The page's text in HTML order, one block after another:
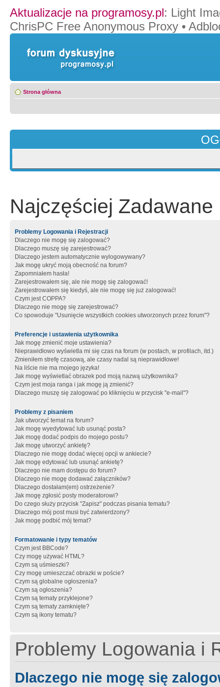
Aktualizacje na programosy.pl: Light
ChrisPC Free Anonymous Proxy •
Strona główna
Najczęściej Zadawane
Problemy Logowania i Rejestracji
Dlaczego nie mogę się zalogować?
Dlaczego muszę się zarejestrować?
Dlaczego jestem automatycznie wylogowywany?
Jak mogę ukryć moją obecność na forum?
Zapomniałem hasła!
Zarejestrowałem się, ale nie mogę się zalogować!
Zarejestrowałem się kiedyś, ale nie mogę się już zalogować!
Czym jest COPPA?
Dlaczego nie mogę się zarejestrować?
Co spowoduje "Usunięcie wszystkich cookies utworzonych przez forum"?
Preferencje i ustawienia użytkownika
Jak mogę zmienić moje ustawienia?
Nieprawidłowo wyświetla mi się czas na forum (w postach, w profilach, itd.)
Zmieniłem strefę czasową, ale czasy nadal są nieprawidłowe!
Na liście nie ma mojego języka!
Jak mogę wyświetlać obrazek pod moją nazwą użytkownika?
Czym jest moja ranga i jak mogę ją zmienić?
Dlaczego muszę się zalogować po kliknięciu w przycisk "e-mail"?
Problemy z pisaniem
Jak utworzyć temat na forum?
Jak mogę wyedytować lub usunąć posta?
Jak mogę dodać podpis do mojego postu?
Jak mogę utworzyć ankietę?
Dlaczego nie mogę dodać więcej opcji w ankiecie?
Jak mogę edytować lub usunąć ankietę?
Dlaczego nie mam dostępu do forum?
Dlaczego nie mogę dodawać załączników?
Dlaczego dostałam(em) ostrzeżenie?
Jak mogę zgłosić posty moderatorowi?
Do czego służy przycisk "Zapisz" podczas pisania tematu?
Dlaczego mój post musi być zatwierdzony?
Jak mogę podbić mój temat?
Formatowanie i typy tematów
Czym jest BBCode?
Czy mogę używać HTML?
Czym są uśmieszki?
Czy mogę umieszczać obrazki w poście?
Czym są globalne ogłoszenia?
Czym są ogłoszenia?
Czym są tematy przyklejone?
Czym są tematy zamknięte?
Czym są ikony tematu?
Problemy Logowania i
Dlaczego nie mogę się